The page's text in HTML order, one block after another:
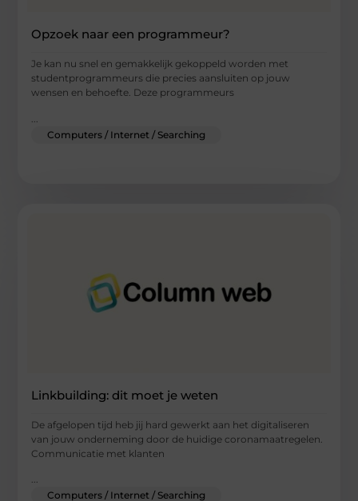
Opzoek naar een programmeur?
Je kan nu snel en gemakkelijk gekoppeld worden met
studentprogrammeurs die precies aansluiten op jouw
wensen en behoefte. Deze programmeurs
Computers / Internet / Searching
Linkbuilding: dit moet je weten
De afgelopen tijd heb jij hard gewerkt aan het digitaliseren
van jouw onderneming door de huidige coronamaatregelen.
Communicatie met klanten
...
Computers / Internet / Searching